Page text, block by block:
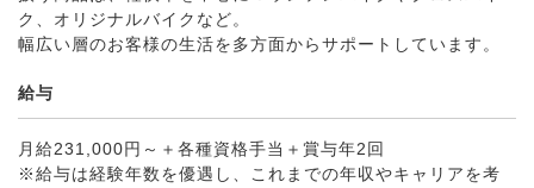
ク、オリジナルバイクなど。
幅広い層のお客様の生活を多方面からサポートしています。
給与
月給231,000円～＋各種資格手当＋賞与年2回
※給与は経験年数を優遇し、これまでの年収やキャリアを考